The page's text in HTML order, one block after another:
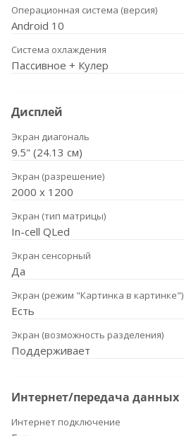
Операционная система (версия)
Android 10
Система охлаждения
Пассивное + Кулер
Дисплей
Экран диагональ
9.5" (24.13 см)
Экран (разрешение)
2000 x 1200
Экран (тип матрицы)
In-cell QLed
Экран сенсорный
Да
Экран (режим "Картинка в картинке")
Есть
Экран (возможность разделения)
Поддерживает
Интернет/передача данных
Интернет подключение